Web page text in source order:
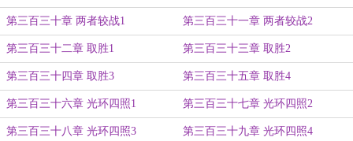
第三百三十章 两者较战1 第三百三十一章 两者较战2
第三百三十二章 取胜1 第三百三十三章 取胜2
第三百三十四章 取胜3 第三百三十五章 取胜4
第三百三十六章 光环四照1 第三百三十七章 光环四照2
第三百三十八章 光环四照3 第三百三十九章 光环四照4